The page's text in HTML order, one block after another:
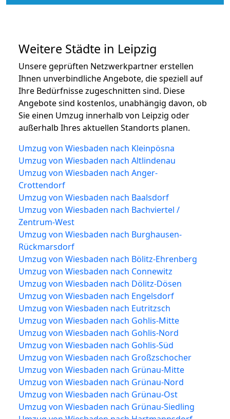
Weitere Städte in Leipzig
Unsere geprüften Netzwerkpartner erstellen
Ihnen unverbindliche Angebote, die speziell auf
Ihre Bedürfnisse zugeschnitten sind. Diese
Angebote sind kostenlos, unabhängig davon, ob
Sie einen Umzug innerhalb von Leipzig oder
außerhalb Ihres aktuellen Standorts planen.
Umzug von Wiesbaden nach Kleinpösna
Umzug von Wiesbaden nach Altlindenau
Umzug von Wiesbaden nach Anger-
Crottendorf
Umzug von Wiesbaden nach Baalsdorf
Umzug von Wiesbaden nach Bachviertel /
Zentrum-West
Umzug von Wiesbaden nach Burghausen-
Rückmarsdorf
Umzug von Wiesbaden nach Bölitz-Ehrenberg
Umzug von Wiesbaden nach Connewitz
Umzug von Wiesbaden nach Dölitz-Dösen
Umzug von Wiesbaden nach Engelsdorf
Umzug von Wiesbaden nach Eutritzsch
Umzug von Wiesbaden nach Gohlis-Mitte
Umzug von Wiesbaden nach Gohlis-Nord
Umzug von Wiesbaden nach Gohlis-Süd
Umzug von Wiesbaden nach Großzschocher
Umzug von Wiesbaden nach Grünau-Mitte
Umzug von Wiesbaden nach Grünau-Nord
Umzug von Wiesbaden nach Grünau-Ost
Umzug von Wiesbaden nach Grünau-Siedling